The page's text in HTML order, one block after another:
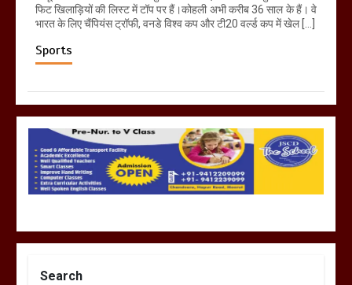
फिट खिलाड़ियों की लिस्ट में टॉप पर हैं।कोहली अभी करीब 36 साल के हैं। वे
भारत के लिए चैंपियंस ट्रॉफी, वनडे विश्व कप और टी20 वर्ल्ड कप में खेल […]
Sports
Search